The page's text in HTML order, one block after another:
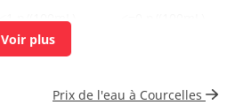
<1 n/(100mL)
Prix de l'eau à Courcelles